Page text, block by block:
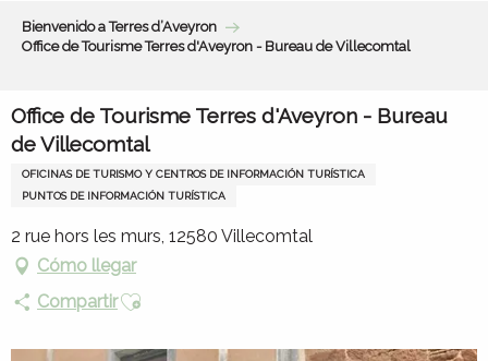
Bienvenido a Terres d’Aveyron
Office de Tourisme Terres d'Aveyron - Bureau de Villecomtal
Office de Tourisme Terres d'Aveyron - Bureau
de Villecomtal
OFICINAS DE TURISMO Y CENTROS DE INFORMACIÓN TURÍSTICA
PUNTOS DE INFORMACIÓN TURÍSTICA
2 rue hors les murs, 12580 Villecomtal
Cómo llegar
CompartirAjouter aux favoris